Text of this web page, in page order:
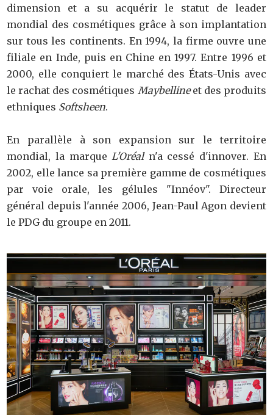
dimension et a su acquérir le statut de leader
mondial des cosmétiques grâce à son implantation
sur tous les continents. En 1994, la firme ouvre une
filiale en Inde, puis en Chine en 1997. Entre 1996 et
2000, elle conquiert le marché des États-Unis avec
le rachat des cosmétiques Maybellineet des produits
ethniques Softsheen.
En parallèle à son expansion sur le territoire
mondial, la marque L'Oréaln'a cessé d'innover. En
2002, elle lance sa première gamme de cosmétiques
par voie orale, les gélules "Innéov". Directeur
général depuis l'année 2006, Jean-Paul Agon devient
le PDG du groupe en 2011.